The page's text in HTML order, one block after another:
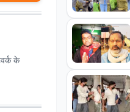
के